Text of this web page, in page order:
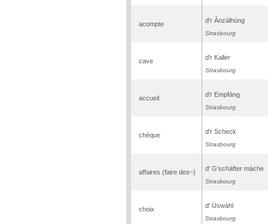
acompte d'r Ànzàlhùng
Strasbourg
cave d'r Kaller
Strasbourg
accueil d'r Empfàng
Strasbourg
chèque d'r Scheck
Strasbourg
affaires (faire des~) d' G'schäfter màche
Strasbourg
choix d' Üswàhl
Strasbourg